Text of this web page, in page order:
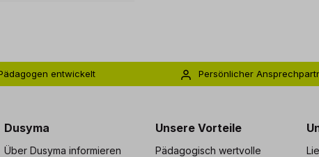
entwickelt
Persönlicher
Dusyma
Über Dusyma informieren
Unsere Vorteile
Pädagogisch wertvolle